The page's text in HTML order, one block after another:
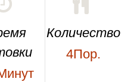
Количество
4Пор.